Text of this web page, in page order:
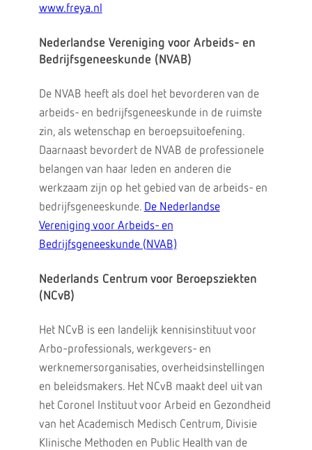
www.freya.nl
Nederlandse Vereniging voor Arbeids- en
Bedrijfsgeneeskunde (NVAB)
De NVAB heeft als doel het bevorderen van de
arbeids- en bedrijfsgeneeskunde in de ruimste
zin, als wetenschap en beroepsuitoefening.
Daarnaast bevordert de NVAB de professionele
belangen van haar leden en anderen die
werkzaam zijn op het gebied van de arbeids- en
bedrijfsgeneeskunde. De Nederlandse
Vereniging voor Arbeids- en
Bedrijfsgeneeskunde (NVAB)
Nederlands Centrum voor Beroepsziekten
(NCvB)
Het NCvB is een landelijk kennisinstituut voor
Arbo-professionals, werkgevers- en
werknemersorganisaties, overheidsinstellingen
en beleidsmakers. Het NCvB maakt deel uit van
het Coronel Instituut voor Arbeid en Gezondheid
van het Academisch Medisch Centrum, Divisie
Klinische Methoden en Public Health van de